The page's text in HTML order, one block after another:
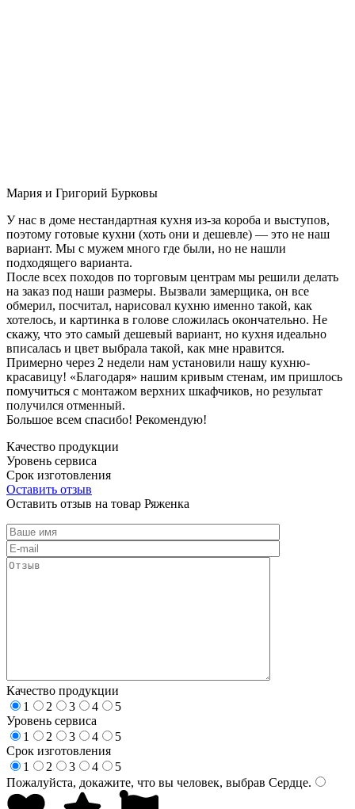
Мария и Григорий Бурковы
У нас в доме нестандартная кухня из-за короба и выступов,
поэтому готовые кухни (хоть они и дешевле) — это не наш
вариант. Мы с мужем много где были, но не нашли
подходящего варианта.
После всех походов по торговым центрам мы решили делать
на заказ под наши размеры. Вызвали замерщика, он все
обмерил, посчитал, нарисовал кухню именно такой, как
хотелось, и картинка в голове сложилась окончательно. Не
скажу, что это самый дешевый вариант, но кухня идеально
вписалась и цвет выбрала такой, как мне нравится.
Примерно через 2 недели нам установили нашу кухню-
красавицу! «Благодаря» нашим кривым стенам, им пришлось
помучиться с монтажом верхних шкафчиков, но результат
получился отменный.
Большое всем спасибо! Рекомендую!
Качество продукции
Уровень сервиса
Срок изготовления
Оставить отзыв
Оставить отзыв на товар Ряженка
Качество продукции
1
2 3 4
5
Уровень сервиса
1
2 3 4
5
Срок изготовления
1
2 3 4
5
Пожалуйста, докажите, что вы человек, выбрав Сердце.